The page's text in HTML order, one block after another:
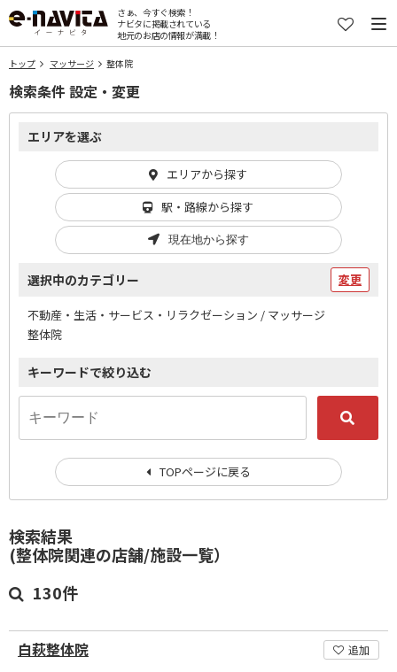
さぁ、今すぐ検索！
ナビタに掲載されている
地元のお店の情報が満載！
トップ マッサージ 整体院
検索結果
(整体院関連の店舗/施設一覧）
130件
白萩整体院 追加
検索条件 設定・変更
エリアを選ぶ
エリアから探す
駅・路線から探す
現在地から探す
選択中のカテゴリー 変更
不動産・生活・サービス・リラクゼーション / マッサージ
整体院
キーワードで絞り込む
TOPページに戻る